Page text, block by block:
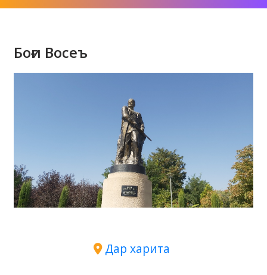
Боғи Восеъ
Дар харита